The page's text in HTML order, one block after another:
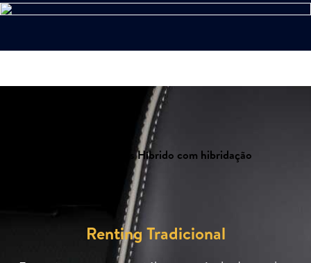
Tipos de Maxus Híbrido com hibridação
Renting Tradicional